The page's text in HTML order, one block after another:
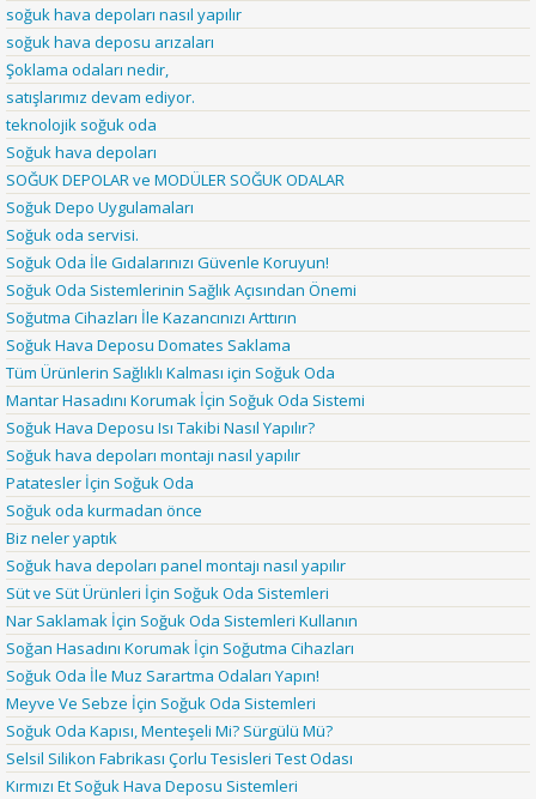
soğuk hava depoları nasıl yapılır
soğuk hava deposu arızaları
Şoklama odaları nedir,
satışlarımız devam ediyor.
teknolojik soğuk oda
Soğuk hava depoları
SOĞUK DEPOLAR ve MODÜLER SOĞUK ODALAR
Soğuk Depo Uygulamaları
Soğuk oda servisi.
Soğuk Oda İle Gıdalarınızı Güvenle Koruyun!
Soğuk Oda Sistemlerinin Sağlık Açısından Önemi
Soğutma Cihazları İle Kazancınızı Arttırın
Soğuk Hava Deposu Domates Saklama
Tüm Ürünlerin Sağlıklı Kalması için Soğuk Oda
Mantar Hasadını Korumak İçin Soğuk Oda Sistemi
Soğuk Hava Deposu Isı Takibi Nasıl Yapılır?
Soğuk hava depoları montajı nasıl yapılır
Patatesler İçin Soğuk Oda
Soğuk oda kurmadan önce
Biz neler yaptık
Soğuk hava depoları panel montajı nasıl yapılır
Süt ve Süt Ürünleri İçin Soğuk Oda Sistemleri
Nar Saklamak İçin Soğuk Oda Sistemleri Kullanın
Soğan Hasadını Korumak İçin Soğutma Cihazları
Soğuk Oda İle Muz Sarartma Odaları Yapın!
Meyve Ve Sebze İçin Soğuk Oda Sistemleri
Soğuk Oda Kapısı, Menteşeli Mi? Sürgülü Mü?
Selsil Silikon Fabrikası Çorlu Tesisleri Test Odası
Kırmızı Et Soğuk Hava Deposu Sistemleri